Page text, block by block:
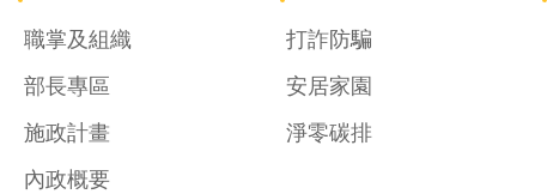
職掌及組織
部長專區
施政計畫
內政概要
打詐防騙
安居家園
淨零碳排